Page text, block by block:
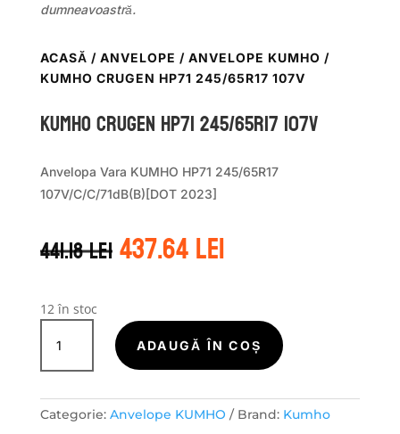
dumneavoastră.
ACASĂ / ANVELOPE / ANVELOPE KUMHO /
KUMHO CRUGEN HP71 245/65R17 107V
Kumho CRUGEN HP71 245/65R17 107V
Anvelopa Vara KUMHO HP71 245/65R17
107V/C/C/71dB(B)[DOT 2023]
441.18leiPrețul
inițial
441.18 lei.
437.64leiPrețul
curent
12 în stoc
Cantitate
Kumho
CRUGEN
245/65R17
ADAUGĂ ÎN COȘ
Categorie: Anvelope KUMHO Brand: Kumho